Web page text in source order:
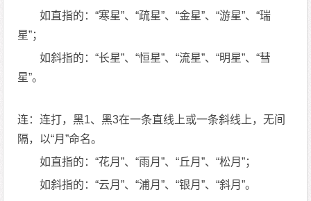
如直指的：“寒星”、“疏星”、“金星”、“游星”、“瑞
星”；
如斜指的：“长星”、“恒星”、“流星”、“明星”、“彗
星”。
连：连打，黑1、黑3在一条直线上或一条斜线上，无间
隔，以“月”命名。
如直指的：“花月”、“雨月”、“丘月”、“松月”；
如斜指的：“云月”、“浦月”、“银月”、“斜月”。